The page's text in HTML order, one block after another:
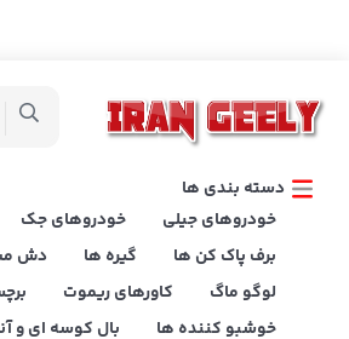
دسته بندی ها
خودروهای جیلی
خودروهای جک
برف پاک کن ها
گیره ها دش
لوگو ماگ
کاورهای ریموت
خوشبو کننده ها
بال کوسه ای و